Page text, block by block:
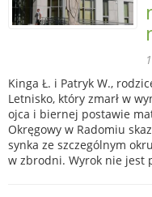
Kinga Ł. i Patryk W.,
Letnisko, który zmarł w
ojca i biernej postawie
Okręgowy w Radomiu
synka ze szczególnym
w zbrodni. Wyrok nie jest